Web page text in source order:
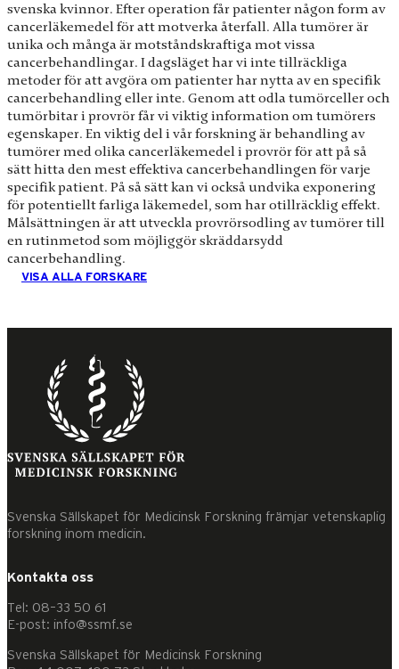
svenska kvinnor. Efter operation får patienter någon form av
cancerläkemedel för att motverka återfall. Alla tumörer är
unika och många är motståndskraftiga mot vissa
cancerbehandlingar. I dagsläget har vi inte tillräckliga
metoder för att avgöra om patienter har nytta av en specifik
cancerbehandling eller inte. Genom att odla tumörceller och
tumörbitar i provrör får vi viktig information om tumörers
egenskaper. En viktig del i vår forskning är behandling av
tumörer med olika cancerläkemedel i provrör för att på så
sätt hitta den mest effektiva cancerbehandlingen för varje
specifik patient. På så sätt kan vi också undvika exponering
för potentiellt farliga läkemedel, som har otillräcklig effekt.
Målsättningen är att utveckla provrörsodling av tumörer till
en rutinmetod som möjliggör skräddarsydd
cancerbehandling.
VISA ALLA FORSKARE
Svenska Sällskapet för Medicinsk Forskning främjar vetenskaplig
forskning inom medicin.
Kontakta oss
Tel: 08–33 50 61
E-post: info@ssmf.se
Svenska Sällskapet för Medicinsk Forskning